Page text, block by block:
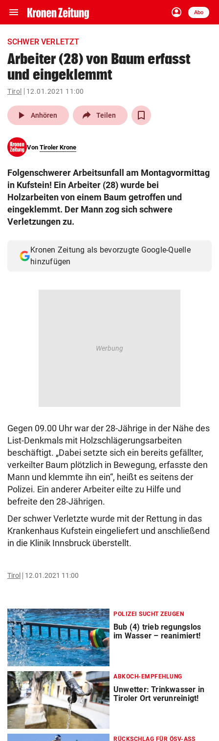
menu Navigation
ein-/ausklappen
account_circle
Anmelden
Abo
close Schließen
account_circle Anmelden
pin_drop
Wien arrow_right
search
eingeben
© Krone Multimedia GmbH & Co KG 2026
SCHWER VERLETZT
Arbeiter (28) von Baum erfasst
und eingeklemmt
Tirol 12.01.2021 11:00
play_arrow Anhören Teilen
Von Tiroler Krone
Folgenschwerer Arbeitsunfall am Montagvormittag
in Kufstein! Ein Arbeiter (28) wurde bei
Holzarbeiten von einem Baum getroffen und
eingeklemmt. Der Mann zog sich schwere
Verletzungen zu.
Kronen Zeitung als bevorzugte Google-Quelle
hinzufügen
Gegen 09.00 Uhr war der 28-Jährige in der Nähe des
List-Denkmals mit Holzschlägerungsarbeiten
beschäftigt. „Dabei setzte sich ein bereits gefällter,
verkeilter Baum plötzlich in Bewegung, erfasste den
Mann und klemmte ihn ein“, heißt es seitens der
Polizei. Ein anderer Arbeiter eilte zu Hilfe und
befreite den 28-Jährigen.
Der schwer Verletzte wurde mit der Rettung in das
Krankenhaus Kufstein eingeliefert und anschließend
in die Klinik Innsbruck überstellt.
Tirol 12.01.2021 11:00
POLIZEI SUCHT ZEUGEN
Bub (4) trieb regungslos
im Wasser – reanimiert!
ABKOCH-EMPFEHLUNG
Unwetter: Trinkwasser in
Tiroler Ort verunreinigt!
RÜCKSCHLAG FÜR ÖSV-ASS